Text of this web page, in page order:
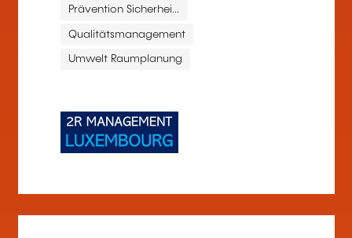
Prävention Sicherhei...
Qualitätsmanagement
Umwelt Raumplanung